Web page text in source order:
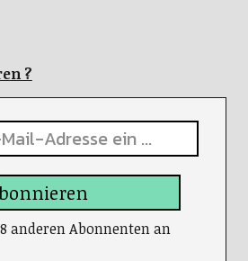
?
anderen Abonnenten an